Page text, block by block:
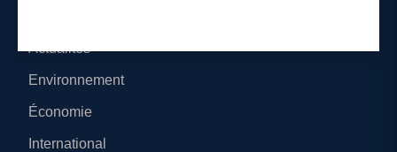
Actualités
Environnement
Économie
International